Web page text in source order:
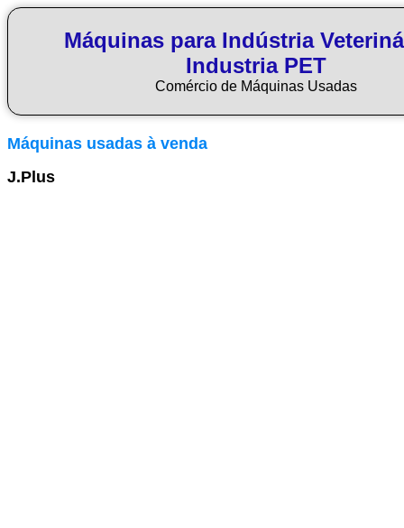
Máquinas para Indústria
Industria PET
Comércio de Máquinas Usadas
Máquinas usadas à venda
J.Plus